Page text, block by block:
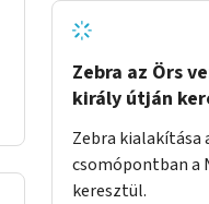
Zebra az Örs
király útján
Zebra kialakítása
csomópontban a
keresztül.